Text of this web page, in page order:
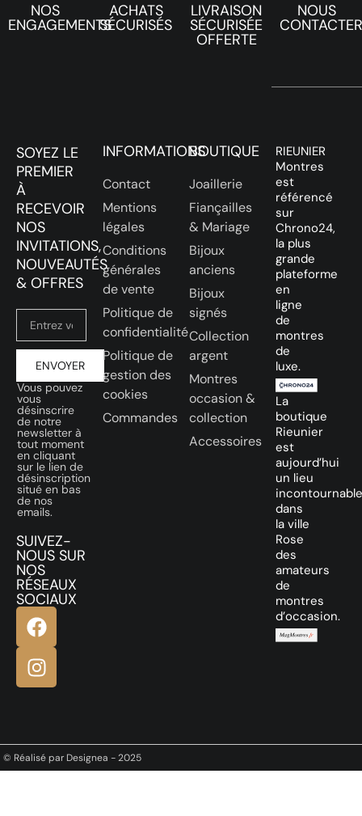
NOS
ENGAGEMENTS
ACHATS
SÉCURISÉS
LIVRAISON
SÉCURISÉE
OFFERTE
NOUS
CONTACTER
SOYEZ LE
PREMIER
À
RECEVOIR
NOS
INVITATIONS,
NOUVEAUTÉS
& OFFRES
ENVOYER
Vous pouvez
vous
désinscrire
de notre
newsletter à
tout moment
en cliquant
sur le lien de
désinscription
situé en bas
de nos
emails.
SUIVEZ-
NOUS SUR
NOS
RÉSEAUX
SOCIAUX
INFORMATIONS
Contact
Mentions
légales
Conditions
générales
de vente
Politique de
confidentialité
Politique de
gestion des
cookies
Commandes
BOUTIQUE
Joaillerie
Fiançailles
& Mariage
Bijoux
anciens
Bijoux
signés
Collection
argent
Montres
occasion &
collection
Accessoires
RIEUNIER
Montres
est
référencé
sur
Chrono24,
la plus
grande
plateforme
en
ligne
de
montres
de
luxe.
La
boutique
Rieunier
est
aujourd’hui
un lieu
incontournable
dans
la ville
Rose
des
amateurs
de
montres
d’occasion.
© Réalisé par Designea - 2025